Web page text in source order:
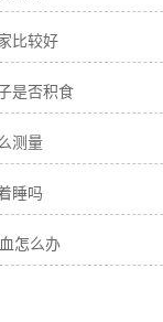
比较好
是否积食
测量
睡吗
怎么办